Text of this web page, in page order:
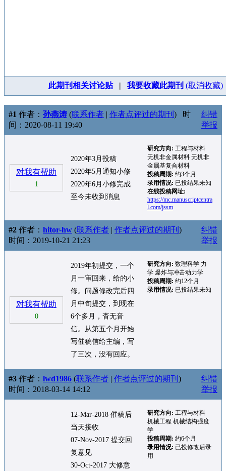
此期刊相关讨论贴| 我要收藏此期刊 (取消收藏)
#1 作者： 孙燕涛 (联系作者 | 作者点评过的期刊 ) 时
间：2020-08-11 19:40
纠错
举报
对我有帮助
1
2020年3月投稿
2020年5月通知小修
2020年6月小修完成
至今未收到消息
研究方向: 工程与材料
无机非金属材料 无机非
金属基复合材料
投稿周期: 约3个月
录用情况: 已投结果未知
在线投稿网址:
https://mc.manuscriptcentra
l.com/jssm
#2 作者： hitor-hw (联系作者 | 作者点评过的期刊 )
时间：2019-10-21 21:23
纠错
举报
对我有帮助
0
2019年初提交，一个
月一审回来，给的小
修。问题修改完后四
月中旬提交，到现在
6个多月，杳无音
信。从第五个月开始
写催稿信给主编，写
了三次，没有回应。
研究方向: 数理科学 力
学 爆炸与冲击动力学
投稿周期: 约12个月
录用情况: 已投结果未知
#3 作者： lwd1986 (联系作者 | 作者点评过的期刊 )
时间：2018-03-14 14:12
纠错
举报
12-Mar-2018 催稿后
当天接收
07-Nov-2017 提交回
复意见
30-Oct-2017 大修意
研究方向: 工程与材料
机械工程 机械结构强度
学
投稿周期: 约6个月
录用情况: 已投修改后录
用